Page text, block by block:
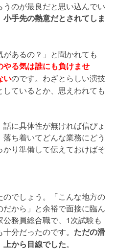
のが最良だと思い込んでい
小手先の熱意だとされてしま
があるの？」と聞かれても
やる気は誰にも負けませ
いのです。わざとらしい演技
ているとか、思えわれても
に具体性が無ければ信ぴょ
ち着いてどんな業務にどう
かり準備して伝えておけばそ
でしょう。「こんな地方の
から」と余裕で面接に臨ん
務員総合職で、1次試験も
分だったのです。 ただの滑
上から目線でした。